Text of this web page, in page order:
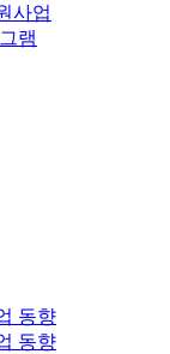
사업
램
동향
동향